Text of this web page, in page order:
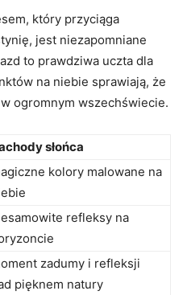
który przyciąga
jest niezapomniane
to prawdziwa ​uczta dla
na niebie sprawiają, że
​ogromnym wszechświecie.
słońca
kolory malowane na
refleksy na
zadumy i refleksji
pięknem natury